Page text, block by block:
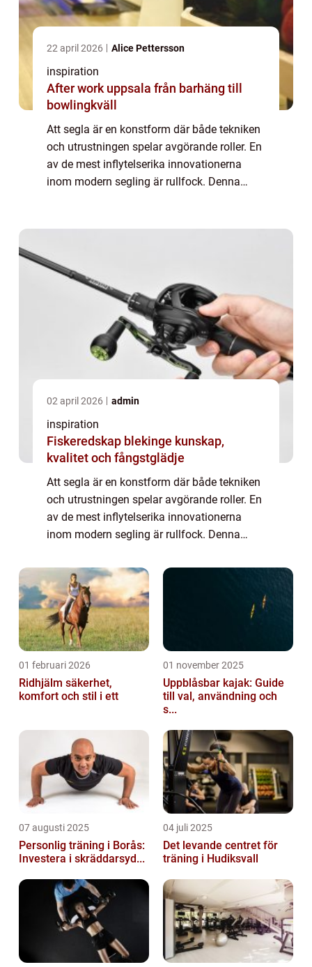
22 april 2026 Alice Pettersson
inspiration
After work uppsala från barhäng till
bowlingkväll
Att segla är en konstform där både tekniken
och utrustningen spelar avgörande roller. En
av de mest inflytelserika innovationerna
inom modern segling är rullfock. Denna
02 april 2026 admin
inspiration
Fiskeredskap blekinge kunskap,
kvalitet och fångstglädje
Att segla är en konstform där både tekniken
och utrustningen spelar avgörande roller. En
av de mest inflytelserika innovationerna
inom modern segling är rullfock. Denna
01 februari 2026
Ridhjälm säkerhet,
komfort och stil i ett
01 november 2025
Uppblåsbar kajak: Guide
till val, användning och
s...
07 augusti 2025
Personlig träning i Borås:
Investera i skräddarsyd...
04 juli 2025
Det levande centret för
träning i Hudiksvall